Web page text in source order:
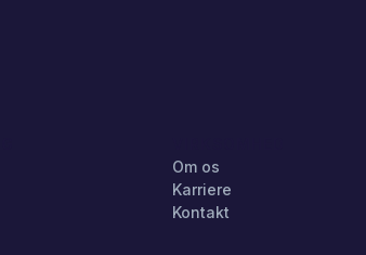
Om os
Karriere
Kontakt